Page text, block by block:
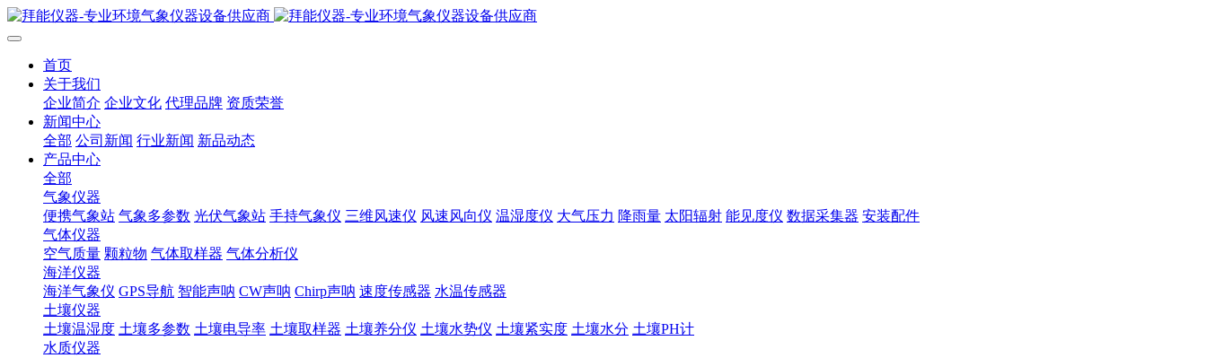
首页
关于我们
企业简介 企业文化 代理品牌 资质荣誉
新闻中心
全部 公司新闻 行业新闻 新品动态
产品中心
全部
气象仪器
便携气象站 气象多参数 光伏气象站 手持气象仪 三维风速仪 风速风向仪 温湿度仪 大气压力 降雨量 太阳辐射 能见度仪 数据采集器 安装配件
气体仪器
空气质量 颗粒物 气体取样器 气体分析仪
海洋仪器
海洋气象仪 GPS导航 智能声呐 CW声呐 Chirp声呐 速度传感器 水温传感器
土壤仪器
土壤温湿度 土壤多参数 土壤电导率 土壤取样器 土壤养分仪 土壤水势仪 土壤紧实度 土壤水分 土壤PH计
水质仪器